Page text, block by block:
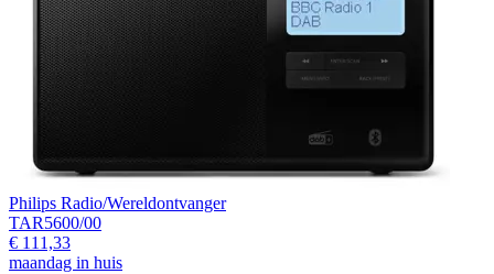
Philips Radio/Wereldontvanger
TAR5600/00
€ 111,33
maandag in huis